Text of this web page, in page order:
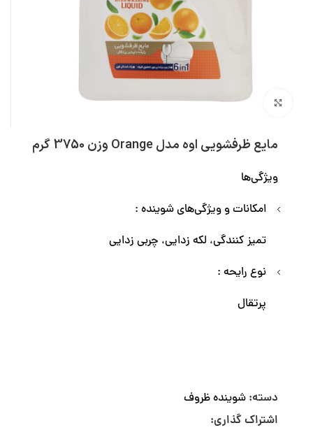
بزرگنمایی تصویر
مایع ظرفشویی اوه مدل Orange وزن 3750 گرم
ویژگی‌ها
امکانات و ویژگی‌های شوینده :
تمیز کنندگی، لکه زدایی، چربی زدایی
نوع رایحه :
پرتقال
دسته: شوینده ظروف
اشتراک گذاری: